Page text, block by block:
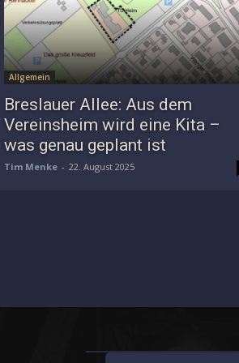
Allgemein
Breslauer Allee: Aus dem
Vereinsheim wird eine Kita –
was genau geplant ist
Tim Menke - 22. August 2025